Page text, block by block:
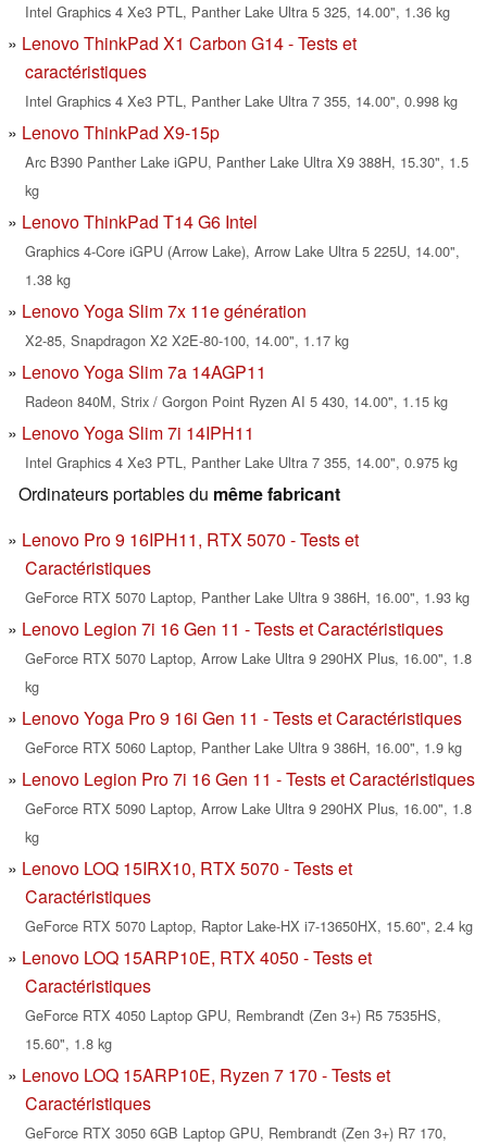
Intel Graphics 4 Xe3 PTL, Panther Lake Ultra 5 325, 14.00", 1.36 kg
Lenovo ThinkPad X1 Carbon G14 - Tests et
caractéristiques
Intel Graphics 4 Xe3 PTL, Panther Lake Ultra 7 355, 14.00", 0.998 kg
Lenovo ThinkPad X9-15p
Arc B390 Panther Lake iGPU, Panther Lake Ultra X9 388H, 15.30", 1.5
kg
Lenovo ThinkPad T14 G6 Intel
Graphics 4-Core iGPU (Arrow Lake), Arrow Lake Ultra 5 225U, 14.00",
1.38 kg
Lenovo Yoga Slim 7x 11e génération
X2-85, Snapdragon X2 X2E-80-100, 14.00", 1.17 kg
Lenovo Yoga Slim 7a 14AGP11
Radeon 840M, Strix / Gorgon Point Ryzen AI 5 430, 14.00", 1.15 kg
Lenovo Yoga Slim 7i 14IPH11
Intel Graphics 4 Xe3 PTL, Panther Lake Ultra 7 355, 14.00", 0.975 kg
Ordinateurs portables du même fabricant
Lenovo Pro 9 16IPH11, RTX 5070 - Tests et
Caractéristiques
GeForce RTX 5070 Laptop, Panther Lake Ultra 9 386H, 16.00", 1.93 kg
Lenovo Legion 7i 16 Gen 11 - Tests et Caractéristiques
GeForce RTX 5070 Laptop, Arrow Lake Ultra 9 290HX Plus, 16.00", 1.8
kg
Lenovo Yoga Pro 9 16i Gen 11 - Tests et Caractéristiques
GeForce RTX 5060 Laptop, Panther Lake Ultra 9 386H, 16.00", 1.9 kg
Lenovo Legion Pro 7i 16 Gen 11 - Tests et Caractéristiques
GeForce RTX 5090 Laptop, Arrow Lake Ultra 9 290HX Plus, 16.00", 1.8
kg
Lenovo LOQ 15IRX10, RTX 5070 - Tests et
Caractéristiques
GeForce RTX 5070 Laptop, Raptor Lake-HX i7-13650HX, 15.60", 2.4 kg
Lenovo LOQ 15ARP10E, RTX 4050 - Tests et
Caractéristiques
GeForce RTX 4050 Laptop GPU, Rembrandt (Zen 3+) R5 7535HS,
15.60", 1.8 kg
Lenovo LOQ 15ARP10E, Ryzen 7 170 - Tests et
Caractéristiques
GeForce RTX 3050 6GB Laptop GPU, Rembrandt (Zen 3+) R7 170,